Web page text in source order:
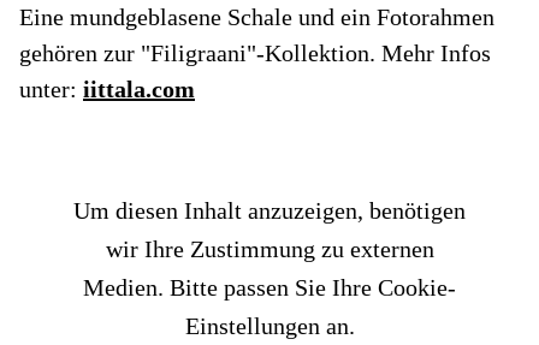
Eine mundgeblasene Schale und ein Fotorahmen
gehören zur "Filigraani"-Kollektion. Mehr Infos
unter: iittala.com
Um diesen Inhalt anzuzeigen, benötigen
wir Ihre Zustimmung zu externen
Medien. Bitte passen Sie Ihre Cookie-
Einstellungen an.